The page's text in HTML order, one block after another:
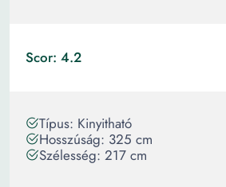
Scor: 4.2
Típus: Kinyitható
Hosszúság: 325 cm
Szélesség: 217 cm